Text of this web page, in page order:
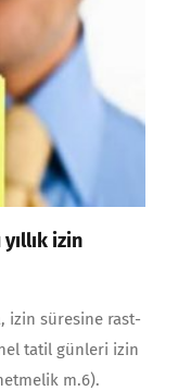
izin
izin süresine rast­
tatil günleri izin
m.6).